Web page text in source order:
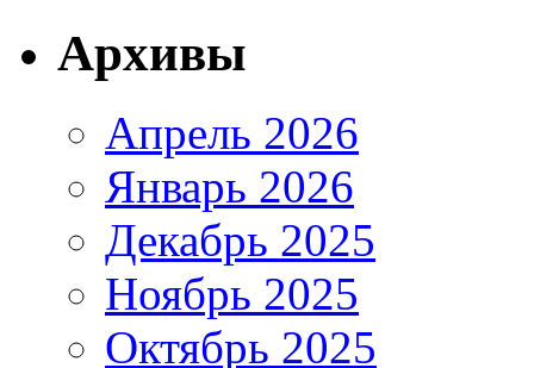
Архивы
Апрель 2026
Январь 2026
Декабрь 2025
Ноябрь 2025
Октябрь 2025